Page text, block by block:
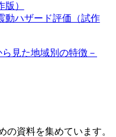
）
動ハザード評価（試作
見た地域別の特徴－
の資料を集めています。